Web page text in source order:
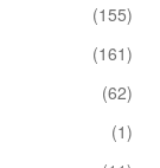
(155)
(161)
(62)
(1)